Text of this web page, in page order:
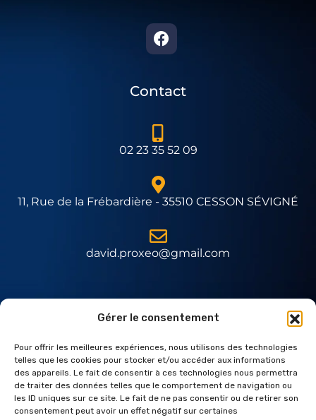
Gérer le consentement
Pour offrir les meilleures expériences, nous utilisons des technologies
telles que les cookies pour stocker et/ou accéder aux informations
des appareils. Le fait de consentir à ces technologies nous permettra
de traiter des données telles que le comportement de navigation ou
les ID uniques sur ce site. Le fait de ne pas consentir ou de retirer son
consentement peut avoir un effet négatif sur certaines
Contact
02 23 35 52 09
11, Rue de la Frébardière - 35510 CESSON SÉVIGNÉ
david.proxeo@gmail.com
Expert Daitem